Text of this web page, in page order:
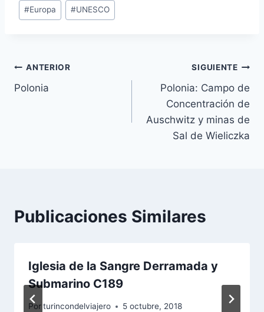
Etiquetas
de
#Europa #UNESCO
Navegación
de
ANTERIOR
Polonia
SIGUIENTE
Polonia: Campo de
Concentración de
Auschwitz y minas de
Sal de Wieliczka
Publicaciones Similares
Iglesia de la Sangre Derramada y
Submarino C189
Porturincondelviajero 5 octubre, 2018